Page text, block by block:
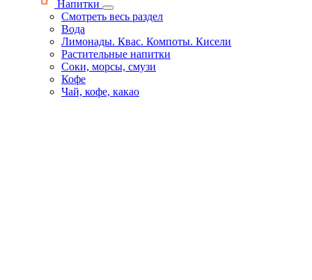
Напитки
Смотреть весь раздел
Вода
Лимонады. Квас. Компоты. Кисели
Растительные напитки
Соки, морсы, смузи
Кофе
Чай, кофе, какао